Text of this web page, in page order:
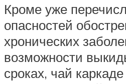
Кроме уже
опасностей
хронических
возможности
сроках, чай